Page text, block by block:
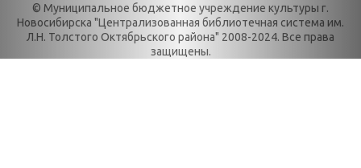
Новости
Категории
О нас
Июль
День в истории.
Июнь
© Муниципальное бюджетное учреждение культуры г.
Новосибирска "Централизованная библиотечная система им.
Л.Н. Толстого Октябрьского района" 2008-2024. Все права
защищены.